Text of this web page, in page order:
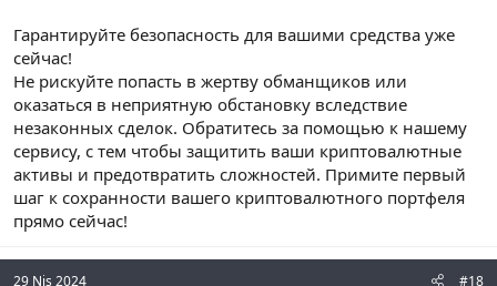
Гарантируйте безопасность для вашими средства уже
сейчас!
Не рискуйте попасть в жертву обманщиков или
оказаться в неприятную обстановку вследствие
незаконных сделок. Обратитесь за помощью к нашему
сервису, с тем чтобы защитить ваши криптовалютные
активы и предотвратить сложностей. Примите первый
шаг к сохранности вашего криптовалютного портфеля
прямо сейчас!
29 Nis 2024 #18